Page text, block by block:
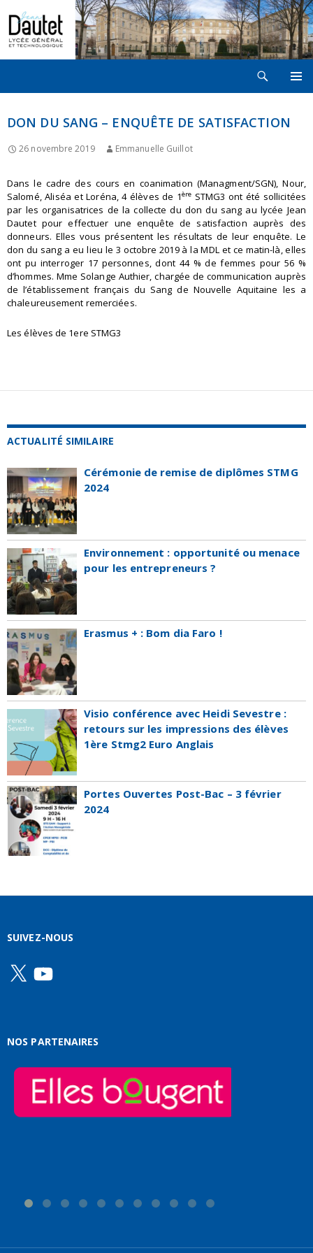
CONTENU
DON DU SANG – ENQUÊTE DE SATISFACTION
26 novembre 2019 Emmanuelle Guillot
Dans le cadre des cours en coanimation (Managment/SGN), Nour,
Salomé, Aliséa et Loréna, 4 élèves de 1ère STMG3 ont été sollicitées
par les organisatrices de la collecte du don du sang au lycée Jean
Dautet pour effectuer une enquête de satisfaction auprès des
donneurs. Elles vous présentent les résultats de leur enquête. Le
don du sang a eu lieu le 3 octobre 2019 à la MDL et ce matin-là, elles
ont pu interroger 17 personnes, dont 44 % de femmes pour 56 %
d’hommes. Mme Solange Authier, chargée de communication auprès
de l’établissement français du Sang de Nouvelle Aquitaine les a
chaleureusement remerciées.
Les élèves de 1ere STMG3
ACTUALITÉ SIMILAIRE
Cérémonie de remise de diplômes STMG
2024
Environnement : opportunité ou menace
pour les entrepreneurs ?
Erasmus + : Bom dia Faro !
Visio conférence avec Heidi Sevestre :
retours sur les impressions des élèves
1ère Stmg2 Euro Anglais
Portes Ouvertes Post-Bac – 3 février
2024
SUIVEZ-NOUS
X YouTube
NOS PARTENAIRES